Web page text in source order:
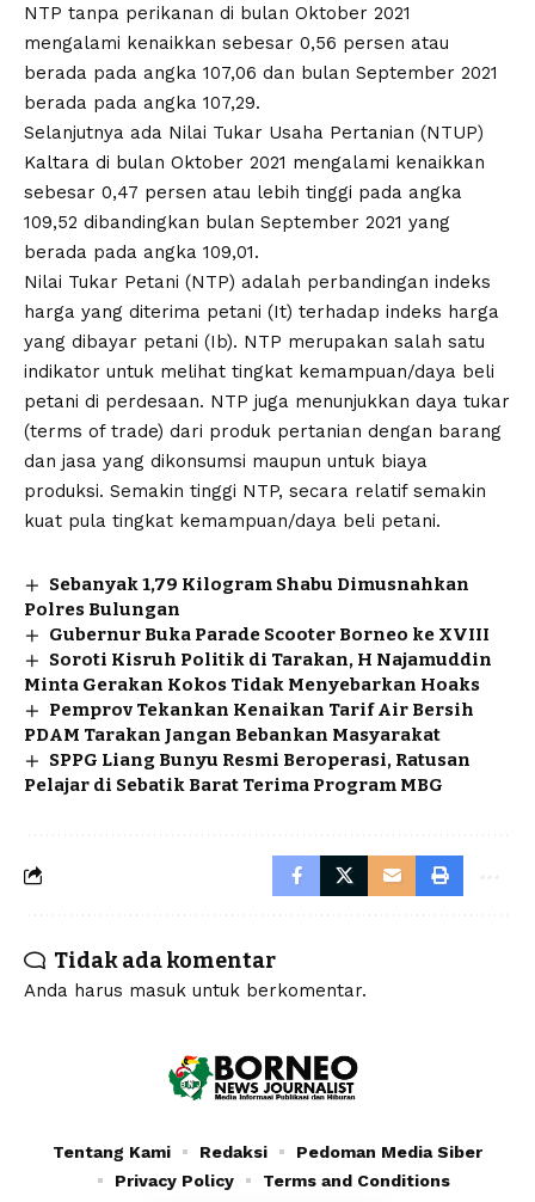
NTP tanpa perikanan di bulan Oktober 2021
mengalami kenaikkan sebesar 0,56 persen atau
berada pada angka 107,06 dan bulan September 2021
berada pada angka 107,29.
Selanjutnya ada Nilai Tukar Usaha Pertanian (NTUP)
Kaltara di bulan Oktober 2021 mengalami kenaikkan
sebesar 0,47 persen atau lebih tinggi pada angka
109,52 dibandingkan bulan September 2021 yang
berada pada angka 109,01.
Nilai Tukar Petani (NTP) adalah perbandingan indeks
harga yang diterima petani (It) terhadap indeks harga
yang dibayar petani (Ib). NTP merupakan salah satu
indikator untuk melihat tingkat kemampuan/daya beli
petani di perdesaan. NTP juga menunjukkan daya tukar
(terms of trade) dari produk pertanian dengan barang
dan jasa yang dikonsumsi maupun untuk biaya
produksi. Semakin tinggi NTP, secara relatif semakin
kuat pula tingkat kemampuan/daya beli petani.
Sebanyak 1,79 Kilogram Shabu Dimusnahkan
Polres Bulungan
Gubernur Buka Parade Scooter Borneo ke XVIII
Soroti Kisruh Politik di Tarakan, H Najamuddin
Minta Gerakan Kokos Tidak Menyebarkan Hoaks
Pemprov Tekankan Kenaikan Tarif Air Bersih
PDAM Tarakan Jangan Bebankan Masyarakat
SPPG Liang Bunyu Resmi Beroperasi, Ratusan
Pelajar di Sebatik Barat Terima Program MBG
Tidak ada komentar
Anda harus masuk untuk berkomentar.
Tentang Kami Redaksi
Pedoman Media Siber
Privacy Policy
Terms and Conditions